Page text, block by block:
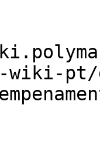
wiki-pt/